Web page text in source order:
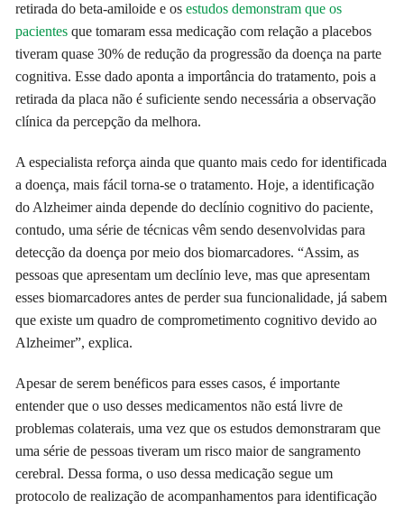
retirada do beta-amiloide e osestudos demonstram que os
pacientes que tomaram essa medicação com relação a placebos
tiveram quase 30% de redução da progressão da doença na parte
cognitiva. Esse dado aponta a importância do tratamento, pois a
retirada da placa não é suficiente sendo necessária a observação
clínica da percepção da melhora.
A especialista reforça ainda que quanto mais cedo for identificada
a doença, mais fácil torna-se o tratamento. Hoje, a identificação
do Alzheimer ainda depende do declínio cognitivo do paciente,
contudo, uma série de técnicas vêm sendo desenvolvidas para
detecção da doença por meio dos biomarcadores. “Assim, as
pessoas que apresentam um declínio leve, mas que apresentam
esses biomarcadores antes de perder sua funcionalidade, já sabem
que existe um quadro de comprometimento cognitivo devido ao
Alzheimer”, explica.
Apesar de serem benéficos para esses casos, é importante
entender que o uso desses medicamentos não está livre de
problemas colaterais, uma vez que os estudos demonstraram que
uma série de pessoas tiveram um risco maior de sangramento
cerebral. Dessa forma, o uso dessa medicação segue um
protocolo de realização de acompanhamentos para identificação